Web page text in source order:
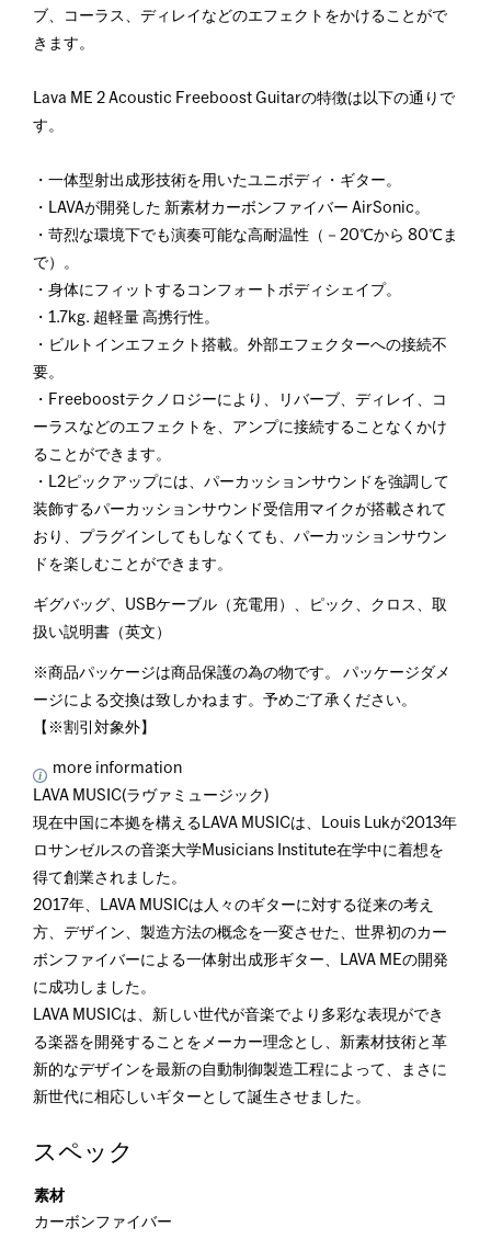
ブ、コーラス、ディレイなどのエフェクトをかけることがで
きます。
Lava ME 2 Acoustic Freeboost Guitarの特徴は以下の通りで
す。
・一体型射出成形技術を用いたユニボディ・ギター。
・LAVAが開発した 新素材カーボンファイバー AirSonic。
・苛烈な環境下でも演奏可能な高耐温性（－20℃から 80℃ま
で）。
・身体にフィットするコンフォートボディシェイプ。
・1.7kg. 超軽量 高携行性。
・ビルトインエフェクト搭載。外部エフェクターへの接続不
要。
・Freeboostテクノロジーにより、リバーブ、ディレイ、コ
ーラスなどのエフェクトを、アンプに接続することなくかけ
ることができます。
・L2ピックアップには、パーカッションサウンドを強調して
装飾するパーカッションサウンド受信用マイクが搭載されて
おり、プラグインしてもしなくても、パーカッションサウン
ドを楽しむことができます。
ギグバッグ、USBケーブル（充電用）、ピック、クロス、取
扱い説明書（英文）
※商品パッケージは商品保護の為の物です。 パッケージダメ
ージによる交換は致しかねます。予めご了承ください。
【※割引対象外】
more information
LAVA MUSIC(ラヴァミュージック)
現在中国に本拠を構えるLAVA MUSICは、Louis Lukが2013年
ロサンゼルスの音楽大学Musicians Institute在学中に着想を
得て創業されました。
2017年、LAVA MUSICは人々のギターに対する従来の考え
方、デザイン、製造方法の概念を一変させた、世界初のカー
ボンファイバーによる一体射出成形ギター、LAVA MEの開発
に成功しました。
LAVA MUSICは、新しい世代が音楽でより多彩な表現ができ
る楽器を開発することをメーカー理念とし、新素材技術と革
新的なデザインを最新の自動制御製造工程によって、まさに
新世代に相応しいギターとして誕生させました。
スペック
素材
カーボンファイバー